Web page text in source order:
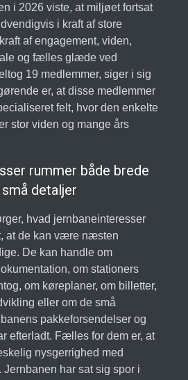
i 2026 viste, at miljøet fortsat
i kraft af store
af engagement, viden,
og fælles glæde ved
19 medlemmer, siger i sig
er, at disse medlemmer
felt, hvor den enkelte
stor viden og mange års
rummer både brede
detaljer
hvad jernbaneinteresser
at de kan være næsten
De kan handle om
om stationers
om køreplaner, om billetter,
eller om de små
pakkeforsendelser og
efterladt. Fælles for dem er, at
nysgerrighed med
Jernbanen har sat sig spor i